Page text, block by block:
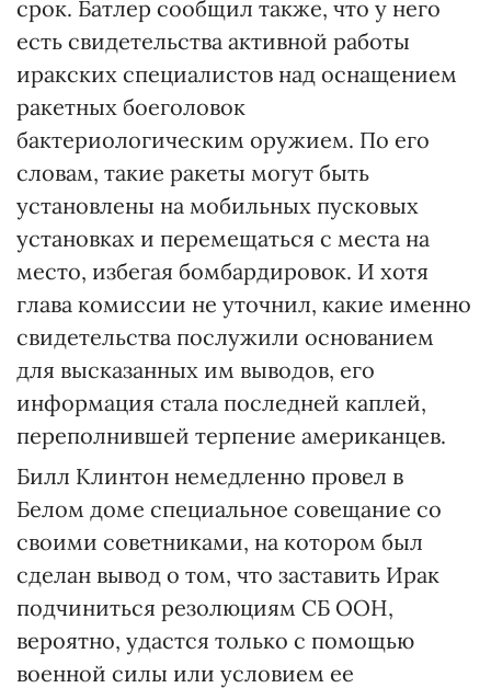
срок. Батлер сообщил также, что у него
есть свидетельства активной работы
иракских специалистов над оснащением
ракетных боеголовок
бактериологическим оружием. По его
словам, такие ракеты могут быть
установлены на мобильных пусковых
установках и перемещаться с места на
место, избегая бомбардировок. И хотя
глава комиссии не уточнил, какие именно
свидетельства послужили основанием
для высказанных им выводов, его
информация стала последней каплей,
переполнившей терпение американцев.
Билл Клинтон немедленно провел в
Белом доме специальное совещание со
своими советниками, на котором был
сделан вывод о том, что заставить Ирак
подчиниться резолюциям СБ ООН,
вероятно, удастся только с помощью
военной силы или условием ее